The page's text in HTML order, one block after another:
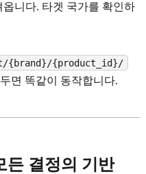
니다. 타겟 국가를 확인하
{brand}/{product_id}/
면 똑같이 동작합니다.
든 결정의 기반